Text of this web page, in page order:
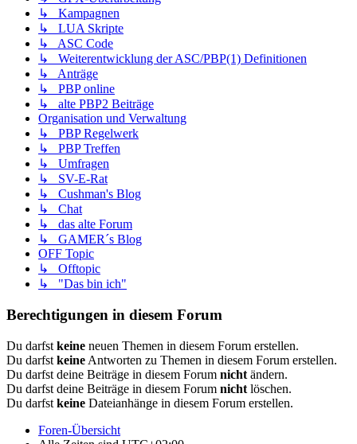
↳ Kampagnen
↳ LUA Skripte
↳ ASC Code
↳ Weiterentwicklung der ASC/PBP(1) Definitionen
↳ Anträge
↳ PBP online
↳ alte PBP2 Beiträge
Organisation und Verwaltung
↳ PBP Regelwerk
↳ PBP Treffen
↳ Umfragen
↳ SV-E-Rat
↳ Cushman's Blog
↳ Chat
↳ das alte Forum
↳ GAMER´s Blog
OFF Topic
↳ Offtopic
↳ "Das bin ich"
Berechtigungen in diesem Forum
Du darfst keine neuen Themen in diesem Forum erstellen.
Du darfst keine Antworten zu Themen in diesem Forum erstellen.
Du darfst deine Beiträge in diesem Forum nicht ändern.
Du darfst deine Beiträge in diesem Forum nicht löschen.
Du darfst keine Dateianhänge in diesem Forum erstellen.
Foren-Übersicht